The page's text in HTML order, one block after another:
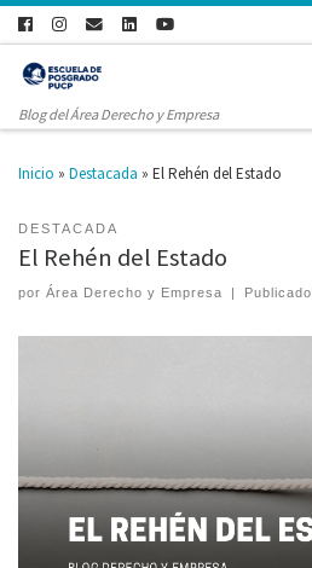
Blog del Área Derecho y Empresa
Inicio » Destacada » El Rehén del Estado
DESTACADA
El Rehén del Estado
por Área Derecho y Empresa | Publicado